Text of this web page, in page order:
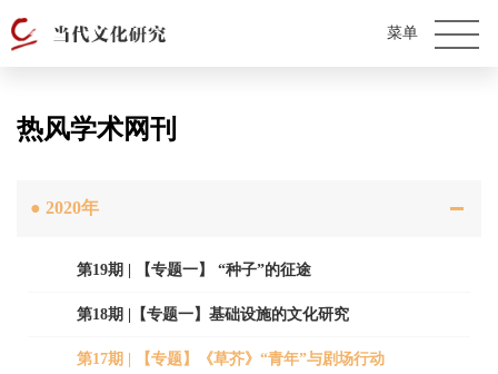
热风学术网刊
● 2020年
第19期 | 【专题一】 “种子”的征途
第18期 |【专题一】基础设施的文化研究
第17期 | 【专题】《草芥》“青年”与剧场行动